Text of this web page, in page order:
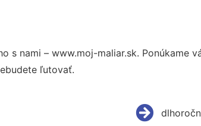
s nami – www.moj-maliar.sk. Ponúkame
ľutovať.